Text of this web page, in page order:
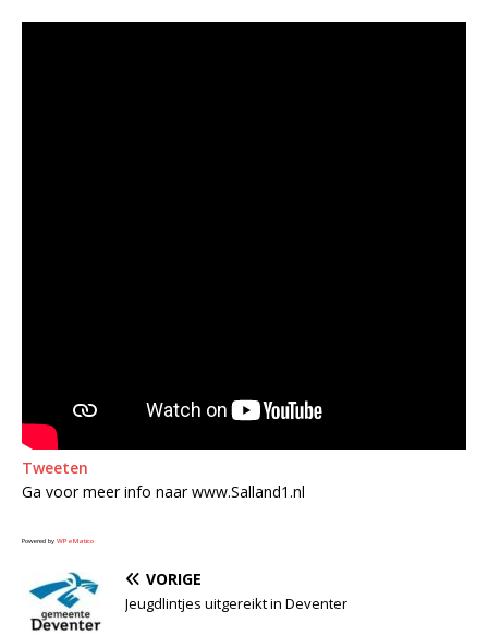
Tweeten
Ga voor meer info naar www.Salland1.nl
Powered by WPeMatico
VORIGE
Jeugdlintjes uitgereikt in Deventer